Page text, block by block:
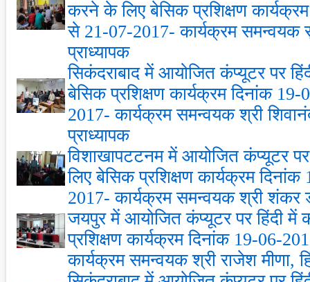
करने के लिए बेसिक प्रशिक्षण
से 21-07-2017- कार्यक्रम समन्‍वयक
प्राध्‍यापक
सिकंदराबाद में आयोजित कंप्‍यूटर पर
बेसिक प्रशिक्षण कार्यक्रम दिनांक
2017- कार्यक्रम समन्‍वयक श्री
प्राध्‍यापक
विशाखापटटनम में आयोजित कंप्‍यूटर
लिए बेसिक प्रशिक्षण कार्यक्रम
2017- कार्यक्रम समन्‍वयक श्री शंकर
जयपुर में आयोजित कंप्‍यूटर पर हिंदी
प्रशिक्षण कार्यक्रम दिनांक 19-06-
कार्यक्रम समन्‍वयक श्री राजेश मीणा,